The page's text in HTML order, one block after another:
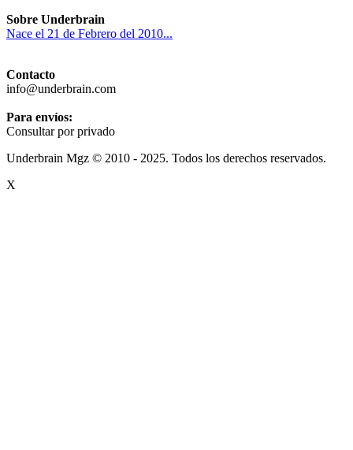
Sobre Underbrain
Nace el 21 de Febrero del 2010...
Contacto
info@underbrain.com
Para envíos:
Consultar por privado
Underbrain Mgz © 2010 - 2025. Todos los derechos reservados.
X